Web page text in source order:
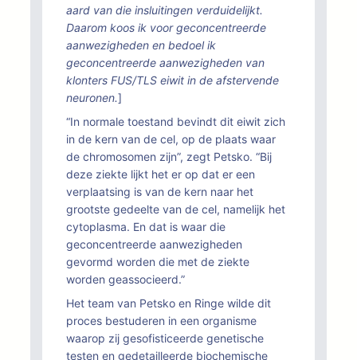
aard van die insluitingen verduidelijkt.
Daarom koos ik voor geconcentreerde
aanwezigheden en bedoel ik
geconcentreerde aanwezigheden van
klonters FUS/TLS eiwit in de afstervende
neuronen.]
“In normale toestand bevindt dit eiwit zich
in de kern van de cel, op de plaats waar
de chromosomen zijn”, zegt Petsko. “Bij
deze ziekte lijkt het er op dat er een
verplaatsing is van de kern naar het
grootste gedeelte van de cel, namelijk het
cytoplasma. En dat is waar die
geconcentreerde aanwezigheden
gevormd worden die met de ziekte
worden geassocieerd.”
Het team van Petsko en Ringe wilde dit
proces bestuderen in een organisme
waarop zij gesofisticeerde genetische
testen en gedetailleerde biochemische